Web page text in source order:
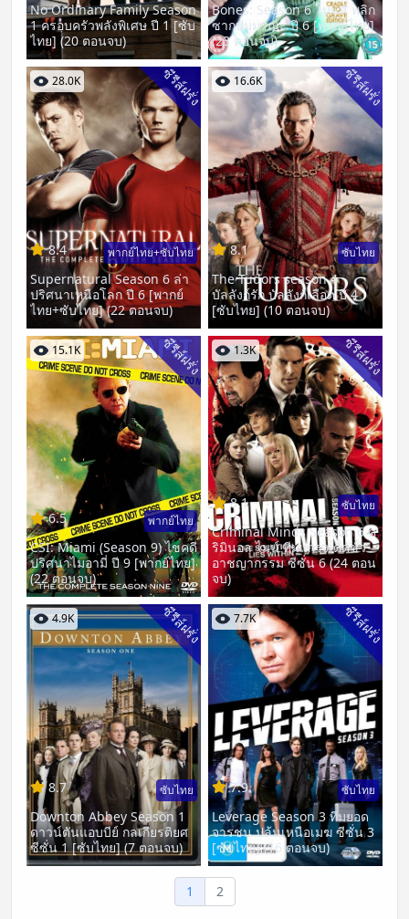
No Ordinary Family Season
1 ครอบครัวพลังพิเศษ ปี 1 [ซับ
ไทย] (20 ตอนจบ)
Bones: Season 6 โบนส์ พลิก
ซากปมมรณะ ปี 6 [พากย์ไทย]
(23 ตอนจบ)
28.0K ซีรีส์ฝรั่ง
8.4 พากย์ไทย+ซับไทย
Supernatural Season 6 ล่า
ปริศนาเหนือโลก ปี 6 [พากย์
ไทย+ซับไทย] (22 ตอนจบ)
16.6K ซีรีส์ฝรั่ง
8.1 ซับไทย
The Tudors season 4
บัลลังก์รัก บัลลังก์เลือด ปี 4
[ซับไทย] (10 ตอนจบ)
15.1K ซีรีส์ฝรั่ง
6.5 พากย์ไทย
CSI: Miami (Season 9) ไขคดี
ปริศนาไมอามี่ ปี 9 [พากย์ไทย]
(22 ตอนจบ)
1.3K ซีรีส์ฝรั่ง
8.1 ซับไทย
Criminal Minds Season 6 ค
ริมินอล ไมน์ ทีมแกร่งเด็ดขั้ว
อาชญากรรม ซีซั่น 6 (24 ตอน
จบ)
4.9K ซีรีส์ฝรั่ง
8.7 ซับไทย
Downton Abbey Season 1
ดาวน์ตันแอบบีย์ กลเกียรติยศ
ซีซั่น 1 [ซับไทย] (7 ตอนจบ)
7.7K ซีรีส์ฝรั่ง
7.9 ซับไทย
Leverage Season 3 ทีมยอด
จารชน ปล้นเหนือเมฆ ซีซั่น 3
[ซับไทย] (16 ตอนจบ)
1 2